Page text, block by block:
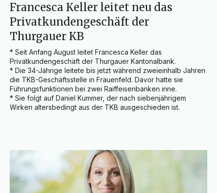
Francesca Keller leitet neu das
Privatkundengeschäft der
Thurgauer KB
* Seit Anfang August leitet Francesca Keller das
Privatkundengeschäft der Thurgauer Kantonalbank.
* Die 34-Jährige leitete bis jetzt während zweieinhalb Jahren
die TKB-Geschäftsstelle in Frauenfeld. Davor hatte sie
Führungsfunktionen bei zwei Raiffeisenbanken inne.
* Sie folgt auf Daniel Kummer, der nach siebenjährigem
Wirken altersbedingt aus der TKB ausgeschieden ist.